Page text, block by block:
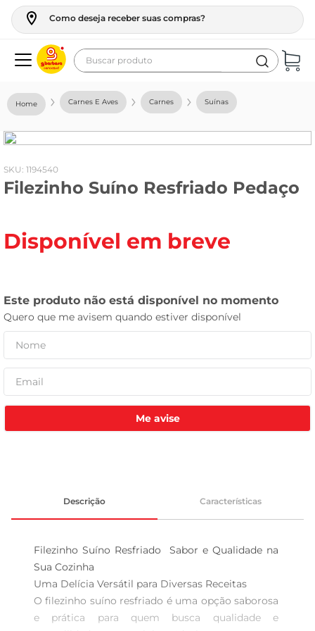
Como deseja receber suas compras?
Buscar produto
Carnes E Aves Carnes Suínas
: 1194540
Filezinho Suíno Resfriado Pedaço
Disponível em breve
Me avise
Descrição Características
Filezinho Suíno Resfriado  Sabor e Qualidade na
Sua Cozinha
Uma Delícia Versátil para Diversas Receitas
O filezinho suíno resfriado é uma opção saborosa
e prática para quem busca qualidade e
geladeira
fogao
café
frango
celular